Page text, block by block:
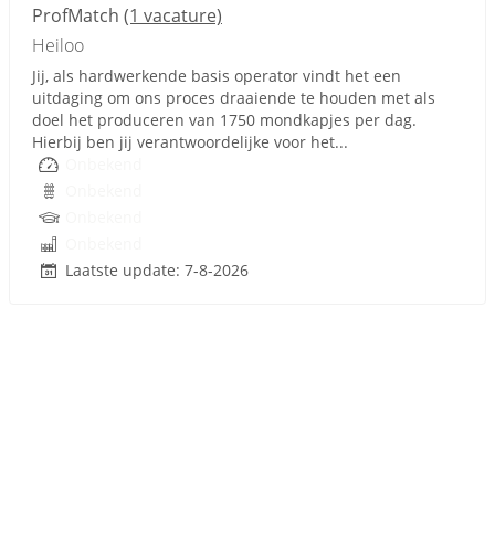
ProfMatch (1 vacature)
Heiloo
Jij, als hardwerkende basis operator vindt het een
uitdaging om ons proces draaiende te houden met als
doel het produceren van 1750 mondkapjes per dag.
Hierbij ben jij verantwoordelijke voor het...
Laatste update: 7-8-2026